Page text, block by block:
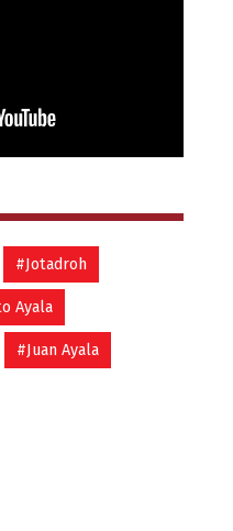
#Jotadroh
Ayala
#Juan Ayala